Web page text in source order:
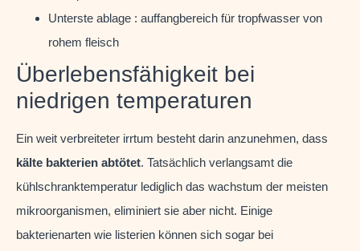
Unterste ablage : auffangbereich für tropfwasser von
rohem fleisch
Überlebensfähigkeit bei
niedrigen temperaturen
Ein weit verbreiteter irrtum besteht darin anzunehmen, dass
kälte bakterien abtötet. Tatsächlich verlangsamt die
kühlschranktemperatur lediglich das wachstum der meisten
mikroorganismen, eliminiert sie aber nicht. Einige
bakterienarten wie listerien können sich sogar bei